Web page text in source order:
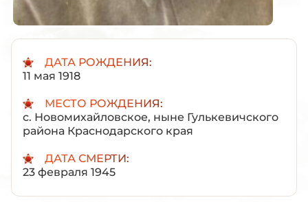
ДАТА РОЖДЕНИЯ:
11 мая 1918
МЕСТО РОЖДЕНИЯ:
с. Новомихайловское, ныне Гулькевичского
района Краснодарского края
ДАТА СМЕРТИ:
23 февраля 1945